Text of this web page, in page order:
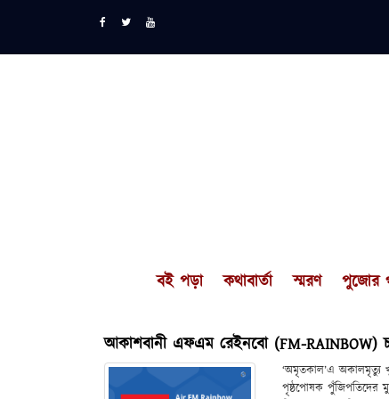
বই পড়া কথাবার্তা স্মরণ পুজোর
আকাশবানী এফএম রেইনবো (FM-RAINBOW)
‘অমৃতকাল’এ অকালমৃত্যু
পৃষ্ঠপোষক পুঁজিপতিদের